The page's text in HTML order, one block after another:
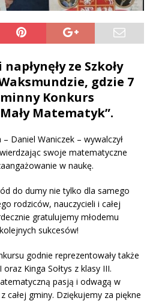
ze Szkoły
gdzie 7
Konkurs
Matematyk”.
Daniel Waniczek – wywalczył
swoje matematyczne
w naukę.
do dumy nie tylko dla samego
rodziców, nauczycieli i całej
gratulujemy młodemu
sukcesów!
godnie reprezentowały także
Kinga Sołtys z klasy III.
pasją i odwagą w
całej gminy. Dziękujemy za piękne